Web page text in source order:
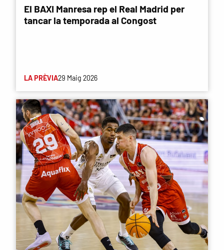
El BAXI Manresa rep el Real Madrid per
tancar la temporada al Congost
LA PRÈVIA29 Maig 2026